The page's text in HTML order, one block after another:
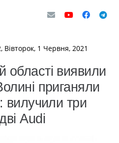
Вівторок, 1 Червня, 2021
області виявили
приганяли
вилучили три
Audi